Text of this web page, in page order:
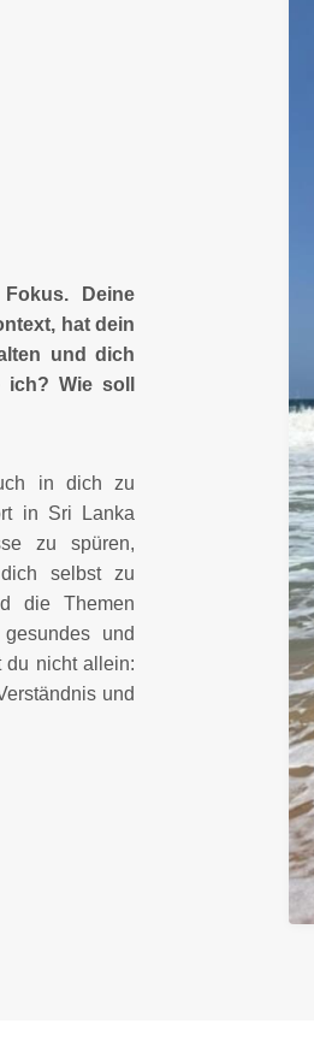
Deine
hat dein
und dich
Wie soll
in dich zu
in Sri Lanka
zu spüren,
selbst zu
die Themen
und
du nicht allein:
und